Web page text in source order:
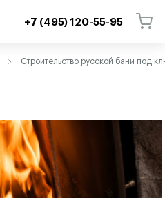
+7 (495) 120-55-95
Cтроительство русской бани под